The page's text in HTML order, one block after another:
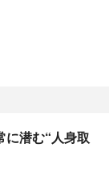
に潜む“人身取